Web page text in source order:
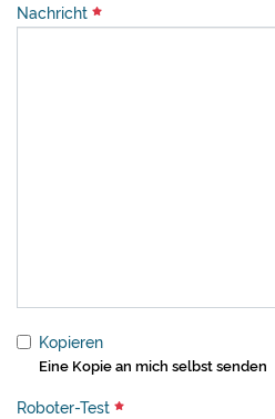
Nachricht
Kopieren
Eine Kopie an mich selbst senden
Roboter-Test